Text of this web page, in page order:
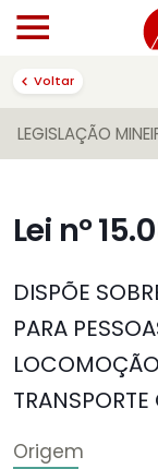
Voltar
LEGISLAÇÃO
Lei nº
DISPÕE
PARA
Origem